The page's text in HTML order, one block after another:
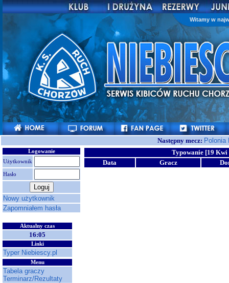
Witamy w
Następny mecz:
Logowanie
Użytkownik
Hasło
Nowy użytkownik
Zapomniałem hasła
Aktualny czas
16:05
Linki
Typer Niebiescy.pl
Menu
Tabela graczy
Terminarz/Rezultaty
Typowanie [19 Kwi
Data
Gracz